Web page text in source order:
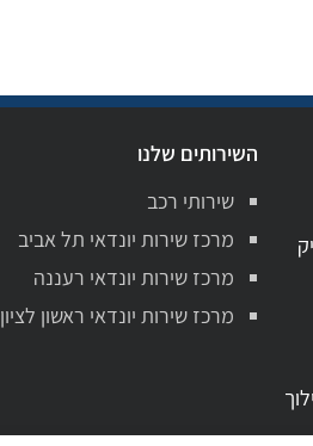
השירותים שלנו
שירותי רכב
מרכז שירות יונדאי תל אביב
מרכז שירות יונדאי רעננה
מרכז שירות יונדאי ראשון לציון